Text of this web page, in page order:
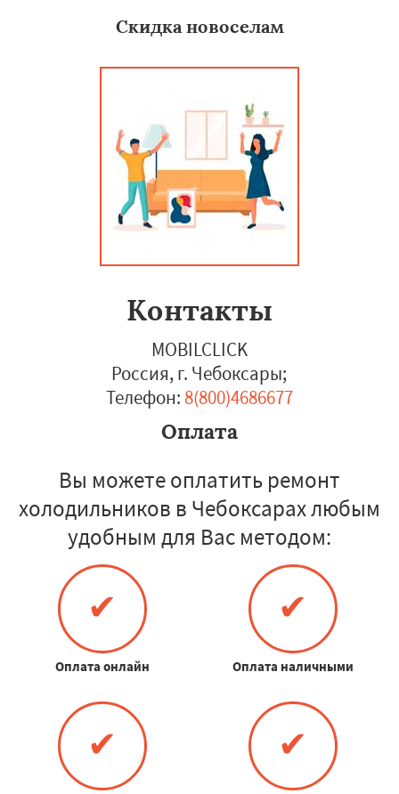
Скидка новоселам
Контакты
MOBILCLICK
Россия, г. Чебоксары;
Телефон: 8(800)4686677
Оплата
Вы можете оплатить ремонт
холодильников в Чебоксарах любым
удобным для Вас методом:
✔
Оплата онлайн
✔
Оплата наличными
✔ ✔